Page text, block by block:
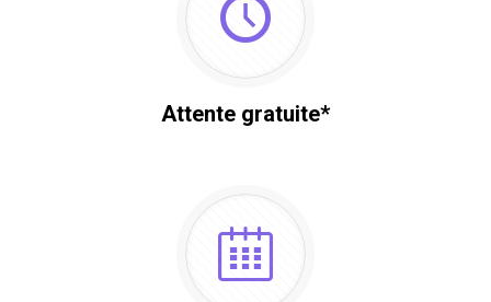
Attente gratuite*